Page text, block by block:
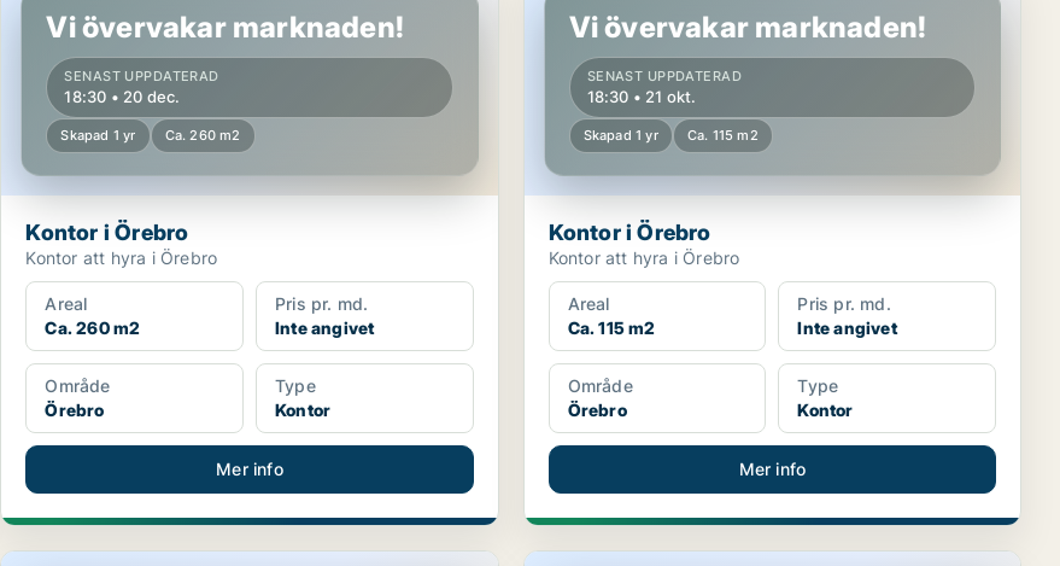
Vi övervakar marknaden!
SENAST UPPDATERAD
18:30 • 20 dec.
Skapad 1 yr Ca. 260 m2
Kontor i Örebro
Kontor att hyra i Örebro
Areal
Ca. 260 m2
Pris pr. md.
Inte angivet
Område
Örebro
Type
Kontor
Mer info
Vi övervakar marknaden!
SENAST UPPDATERAD
18:30 • 21 okt.
Skapad 1 yr Ca. 115 m2
Kontor i Örebro
Kontor att hyra i Örebro
Areal
Ca. 115 m2
Pris pr. md.
Inte angivet
Område
Örebro
Type
Kontor
Mer info